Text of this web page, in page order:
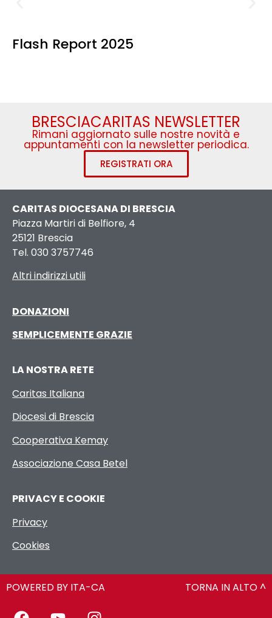
Flash Report 2025
BRESCIACARITAS NEWSLETTER
Rimani aggiornato sulle nostre novità e
appuntamenti con la newsletter periodica.
REGISTRATI ORA
CARITAS DIOCESANA DI BRESCIA
Piazza Martiri di Belfiore, 4
25121 Brescia
Tel. 030 3757746
Altri indirizzi utili
DONAZIONI
SEMPLICEMENTE GRAZIE
LA NOSTRA RETE
Caritas Italiana
Diocesi di Brescia
Cooperativa Kemay
Associazione Casa Betel
PRIVACY E COOKIE
Privacy
Cookies
POWERED BY ITA-CA TORNA IN ALTO ^